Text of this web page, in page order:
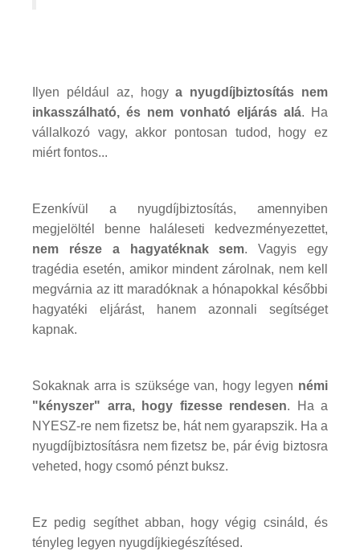
Ilyen például az, hogya nyugdíjbiztosítás nem
inkasszálható, és nem vonható eljárás alá. Ha
vállalkozó vagy, akkor pontosan tudod, hogy ez
miért fontos...
Ezenkívül a nyugdíjbiztosítás, amennyiben
megjelöltél benne haláleseti kedvezményezettet,
nem része a hagyatéknak sem. Vagyis egy
tragédia esetén, amikor mindent zárolnak, nem kell
megvárnia az itt maradóknak a hónapokkal későbbi
hagyatéki eljárást, hanem azonnali segítséget
kapnak.
Sokaknak arra is szüksége van, hogy legyen némi
"kényszer" arra, hogy fizesse rendesen. Ha a
NYESZ-re nem fizetsz be, hát nem gyarapszik. Ha a
nyugdíjbiztosításra nem fizetsz be, pár évig biztosra
veheted, hogy csomó pénzt buksz.
Ez pedig segíthet abban, hogy végig csináld, és
tényleg legyen nyugdíjkiegészítésed.